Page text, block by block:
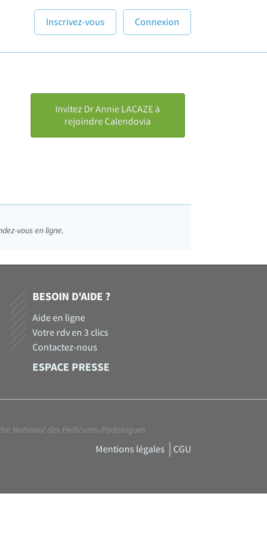
Inscrivez-vous Connexion
Invitez Dr Annie LACAZE à
rejoindre Calendovia
vous en ligne.
BESOIN D'AIDE ?
Aide en ligne
Votre rdv en 3 clics
Contactez-nous
ESPACE PRESSE
National des Pédicures-Podologues
Mentions légales CGU